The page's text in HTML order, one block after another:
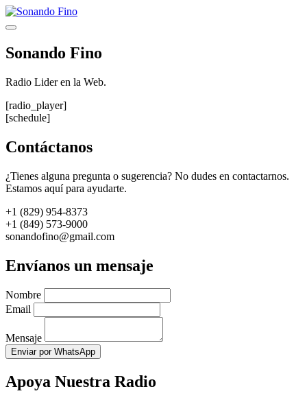
Saltar
al
Menú
Sonando Fino
Radio Lider en la Web.
[radio_player]
[schedule]
Contáctanos
¿Tienes alguna pregunta o sugerencia? No dudes en contactarnos.
Estamos aquí para ayudarte.
+1 (829) 954-8373
+1 (849) 573-9000
sonandofino@gmail.com
Envíanos un mensaje
Nombre
Email
Mensaje
Enviar por WhatsApp
Apoya Nuestra Radio